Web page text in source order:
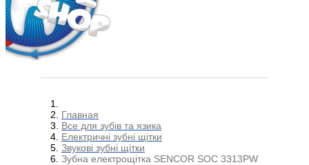
Главная
Все для зубів та язика
Електричні зубні щітки
Звукові зубні щітки
Зубна електрощітка SENCOR SOC 3313PW